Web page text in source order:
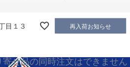
目１３
再入荷お知らせ
せ品の同時注文はできません